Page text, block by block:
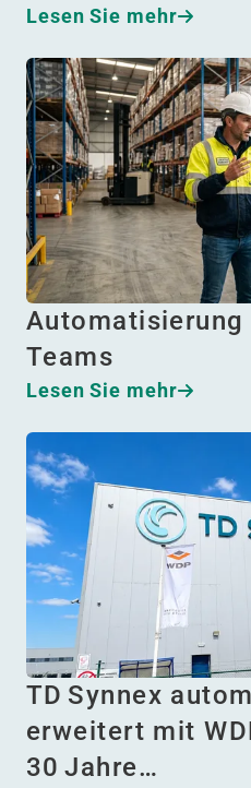
Lesen Sie mehr
Teams
Lesen Sie mehr
TD Synnex
erweitert mit
30 Jahre…